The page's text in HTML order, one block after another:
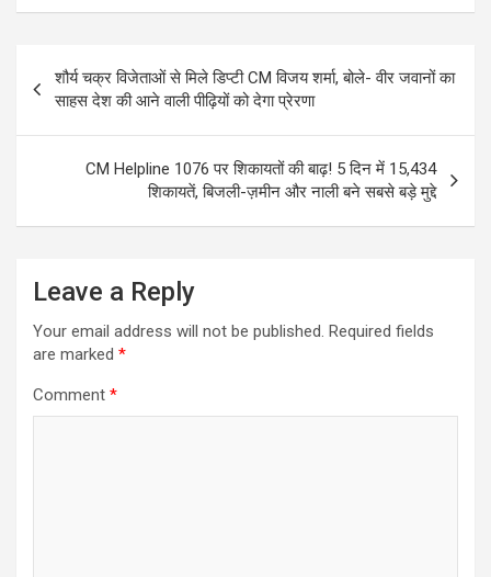
Post
navigation
शौर्य चक्र विजेताओं से मिले डिप्टी CM विजय शर्मा, बोले- वीर जवानों का
साहस देश की आने वाली पीढ़ियों को देगा प्रेरणा
CM Helpline 1076 पर शिकायतों की बाढ़! 5 दिन में 15,434
शिकायतें, बिजली-ज़मीन और नाली बने सबसे बड़े मुद्दे
Leave a Reply
Your email address will not be published. Required fields
are marked *
Comment *